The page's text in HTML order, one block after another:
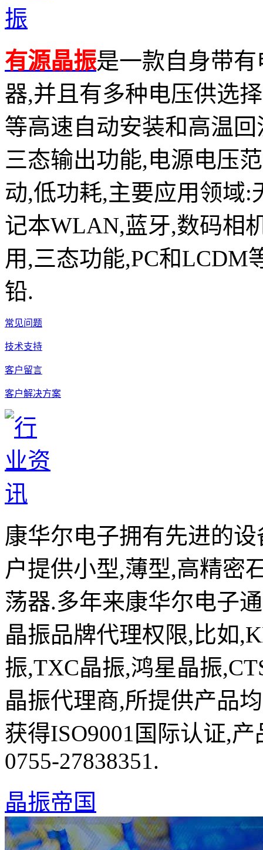
有源晶振是一款自身带
器,并且有多种电压供选
等高速自动安装和高温
三态输出功能,电源电压
动,低功耗,主要应用领域
记本WLAN,蓝牙,数码相
用,三态功能,PC和LCDM
铅.
常见问题
技术支持
客户留言
客户解决方案
康华尔电子拥有先进的
户提供小型,薄型,高精密
荡器.多年来康华尔电子
晶振品牌代理权限,比如
振,TXC晶振,鸿星晶振
晶振代理商,所提供产品
获得ISO9001国际认证,
0755-27838351.
晶振帝国